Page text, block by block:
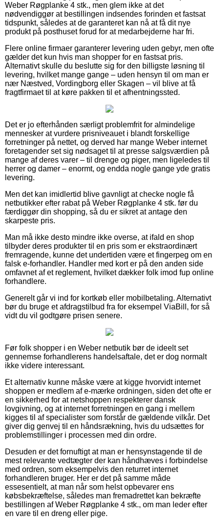
Weber Røgplanke 4 stk., men glem ikke at det
nødvendiggør at bestillingen indsendes forinden et fastsat
tidspunkt, således at de garanteret kan nå at få dit nye
produkt på posthuset forud for at medarbejderne har fri.
Flere online firmaer garanterer levering uden gebyr, men ofte
gælder det kun hvis man shopper for en fastsat pris.
Alternativt skulle du beslutte sig for den billigste løsning til
levering, hvilket mange gange – uden hensyn til om man er
nær Næstved, Vordingborg eller Skagen – vil blive at få
fragtfirmaet til at køre pakken til et afhentningssted.
Det er jo efterhånden særligt problemfrit for almindelige
mennesker at vurdere prisniveauet i blandt forskellige
forretninger på nettet, og derved har mange Weber internet
foretagender set sig nødsaget til at presse salgsværdien på
mange af deres varer – til drenge og piger, men ligeledes til
herrer og damer – enormt, og endda nogle gange yde gratis
levering.
Men det kan imidlertid blive gavnligt at checke nogle få
netbutikker efter rabat på Weber Røgplanke 4 stk. før du
færdiggør din shopping, så du er sikret at antage den
skarpeste pris.
Man må ikke desto mindre ikke overse, at ifald en shop
tilbyder deres produkter til en pris som er ekstraordinært
fremragende, kunne det undertiden være et fingerpeg om en
falsk e-forhandler. Handler med kort er på den anden side
omfavnet af et reglement, hvilket dækker folk imod fup online
forhandlere.
Generelt går vi ind for kortkøb eller mobilbetaling. Alternativt
bør du bruge et afdragstilbud fra for eksempel ViaBill, for så
vidt du vil godtgøre prisen senere.
Før folk shopper i en Weber netbutik bør de ideelt set
gennemse forhandlerens handelsaftale, det er dog normalt
ikke videre interessant.
Et alternativ kunne måske være at kigge hvorvidt internet
shoppen er medlem af e-mærke ordningen, siden det ofte er
en sikkerhed for at netshoppen respekterer dansk
lovgivning, og at internet forretningen en gang i mellem
kigges til af specialister som forstår de gældende vilkår. Det
giver dig genvej til en håndsrækning, hvis du udsættes for
problemstillinger i processen med din ordre.
Desuden er det fornuftigt at man er hensynstagende til de
mest relevante vedtægter der kan håndhæves i forbindelse
med ordren, som eksempelvis den returret internet
forhandleren bruger. Her er det på samme måde
essesentielt, at man når som helst opbevarer ens
købsbekræftelse, således man fremadrettet kan bekræfte
bestillingen af Weber Røgplanke 4 stk., om man leder efter
en vare til en dreng eller pige.